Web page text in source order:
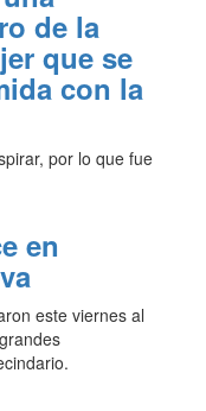
de la
que se
con la
por lo que fue
en
este viernes al